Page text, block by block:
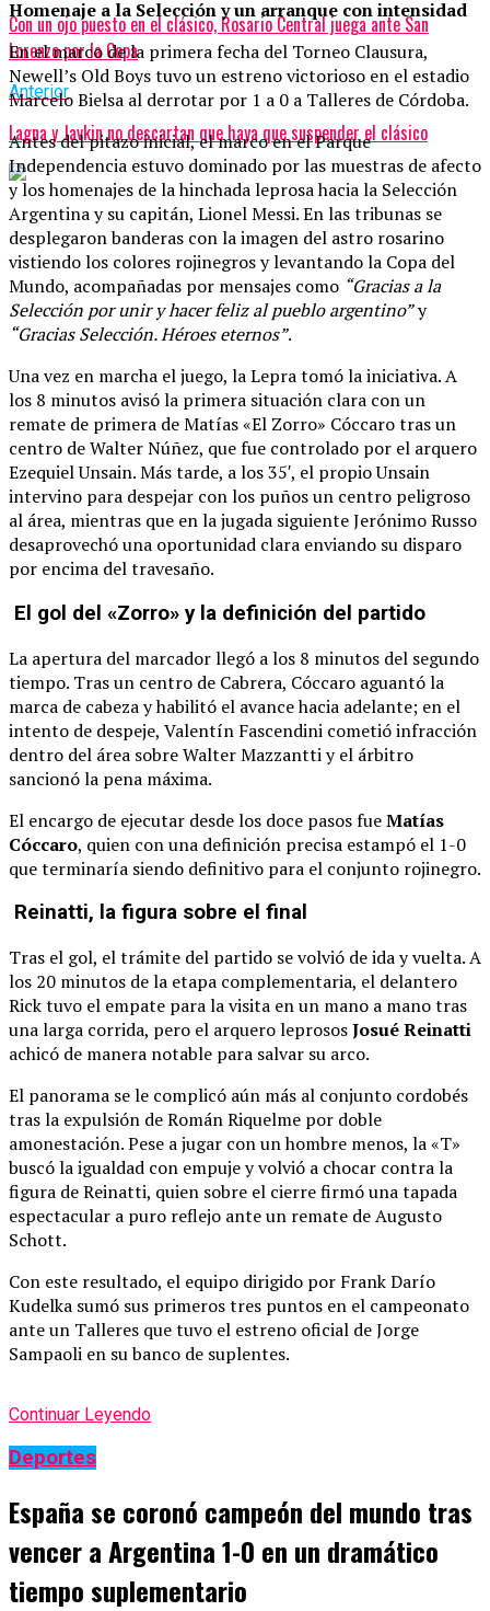
Con un ojo puesto en el clásico, Rosario Central juega ante San
Lorenzo por la Copa
Anterior
Lagna y Javkin no descartan que haya que suspender el clásico
Homenaje a la Selección y un arranque con intensidad
En el marco de la primera fecha del Torneo Clausura,
Newell’s Old Boys tuvo un estreno victorioso en el estadio
Marcelo Bielsa al derrotar por 1 a 0 a Talleres de Córdoba.
Antes del pitazo inicial, el marco en el Parque
Independencia estuvo dominado por las muestras de afecto
y los homenajes de la hinchada leprosa hacia la Selección
Argentina y su capitán, Lionel Messi. En las tribunas se
desplegaron banderas con la imagen del astro rosarino
vistiendo los colores rojinegros y levantando la Copa del
Mundo, acompañadas por mensajes como “Gracias a la
Selección por unir y hacer feliz al pueblo argentino”y
“Gracias Selección. Héroes eternos”.
Una vez en marcha el juego, la Lepra tomó la iniciativa. A
los 8 minutos avisó la primera situación clara con un
remate de primera de Matías «El Zorro» Cóccaro tras un
centro de Walter Núñez, que fue controlado por el arquero
Ezequiel Unsain. Más tarde, a los 35′, el propio Unsain
intervino para despejar con los puños un centro peligroso
al área, mientras que en la jugada siguiente Jerónimo Russo
desaprovechó una oportunidad clara enviando su disparo
por encima del travesaño.
El gol del «Zorro» y la definición del partido
La apertura del marcador llegó a los 8 minutos del segundo
tiempo. Tras un centro de Cabrera, Cóccaro aguantó la
marca de cabeza y habilitó el avance hacia adelante; en el
intento de despeje, Valentín Fascendini cometió infracción
dentro del área sobre Walter Mazzantti y el árbitro
sancionó la pena máxima.
El encargo de ejecutar desde los doce pasos fueMatías
Cóccaro, quien con una definición precisa estampó el 1-0
que terminaría siendo definitivo para el conjunto rojinegro.
Reinatti, la figura sobre el final
Tras el gol, el trámite del partido se volvió de ida y vuelta. A
los 20 minutos de la etapa complementaria, el delantero
Rick tuvo el empate para la visita en un mano a mano tras
una larga corrida, pero el arquero leprososJosué Reinatti
achicó de manera notable para salvar su arco.
El panorama se le complicó aún más al conjunto cordobés
tras la expulsión de Román Riquelme por doble
amonestación. Pese a jugar con un hombre menos, la «T»
buscó la igualdad con empuje y volvió a chocar contra la
figura de Reinatti, quien sobre el cierre firmó una tapada
espectacular a puro reflejo ante un remate de Augusto
Schott.
Con este resultado, el equipo dirigido por Frank Darío
Kudelka sumó sus primeros tres puntos en el campeonato
ante un Talleres que tuvo el estreno oficial de Jorge
Sampaoli en su banco de suplentes.
Continuar Leyendo
Deportes
España se coronó campeón del mundo tras
vencer a Argentina 1-0 en un dramático
tiempo suplementario